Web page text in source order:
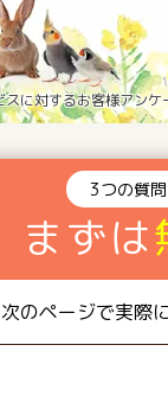
に対するお客様アンケ
3つの質
まずは
次のページで実際